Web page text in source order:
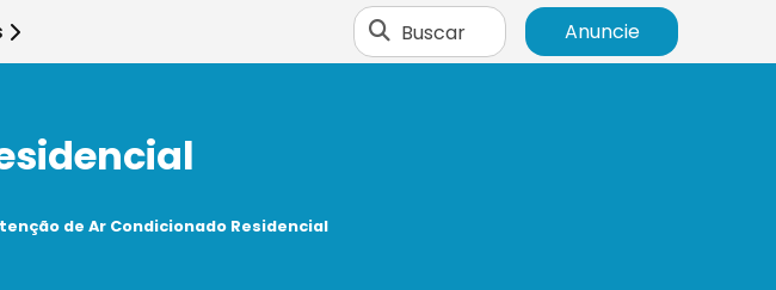
Buscar Anuncie
de Ar Condicionado Residencial